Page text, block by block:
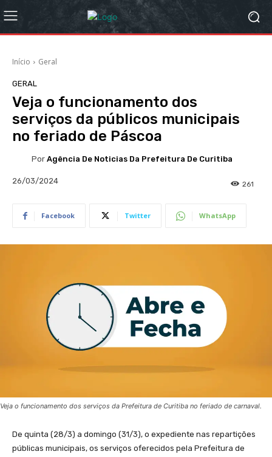
Início Geral
GERAL
Veja o funcionamento dos
serviços da públicos municipais
no feriado de Páscoa
Por Agência De Noticias Da Prefeitura De Curitiba
26/03/2024 261
Facebook Twitter WhatsApp
Veja o funcionamento dos serviços da Prefeitura de Curitiba no feriado de carnaval.
De quinta (28/3) a domingo (31/3), o expediente nas repartições
públicas municipais, os serviços oferecidos pela Prefeitura de